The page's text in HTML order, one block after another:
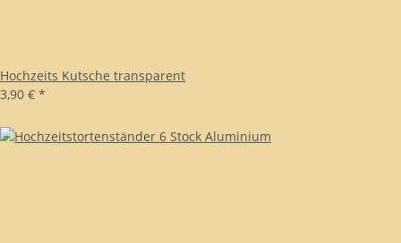
Hochzeits Kutsche transparent
3,90 € *